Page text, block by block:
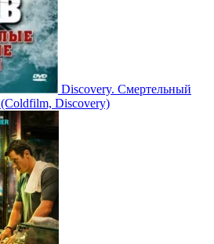
Discovery. Смертельный
(Coldfilm, Discovery)